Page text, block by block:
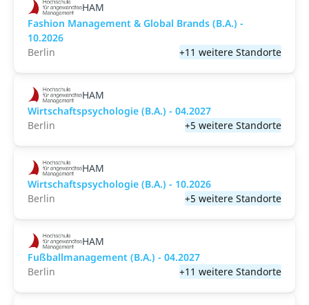
HAM
Fashion Management & Global Brands (B.A.) -
10.2026
Berlin
+11 weitere Standorte
HAM
Wirtschaftspsychologie (B.A.) - 04.2027
Berlin
+5 weitere Standorte
HAM
Wirtschaftspsychologie (B.A.) - 10.2026
Berlin
+5 weitere Standorte
HAM
Fußballmanagement (B.A.) - 04.2027
Berlin
+11 weitere Standorte